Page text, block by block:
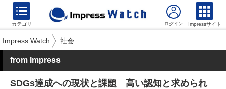
カテゴリ Impressサイト
Impress Watch 社会
from Impress
SDGs達成への現状と課題 高い認知と求められ